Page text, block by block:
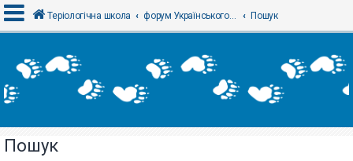
х
і
Р
Теріологічна школа форум Українського теріологічного товариства Пошук
Пошук